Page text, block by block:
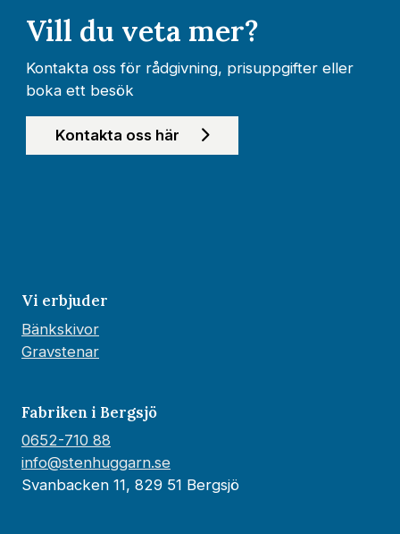
Vill du veta mer?
Kontakta oss för rådgivning, prisuppgifter eller
boka ett besök
Kontakta oss här
Vi erbjuder
Bänkskivor
Gravstenar
Fabriken i Bergsjö
0652-710 88
info@stenhuggarn.se
Svanbacken 11, 829 51 Bergsjö